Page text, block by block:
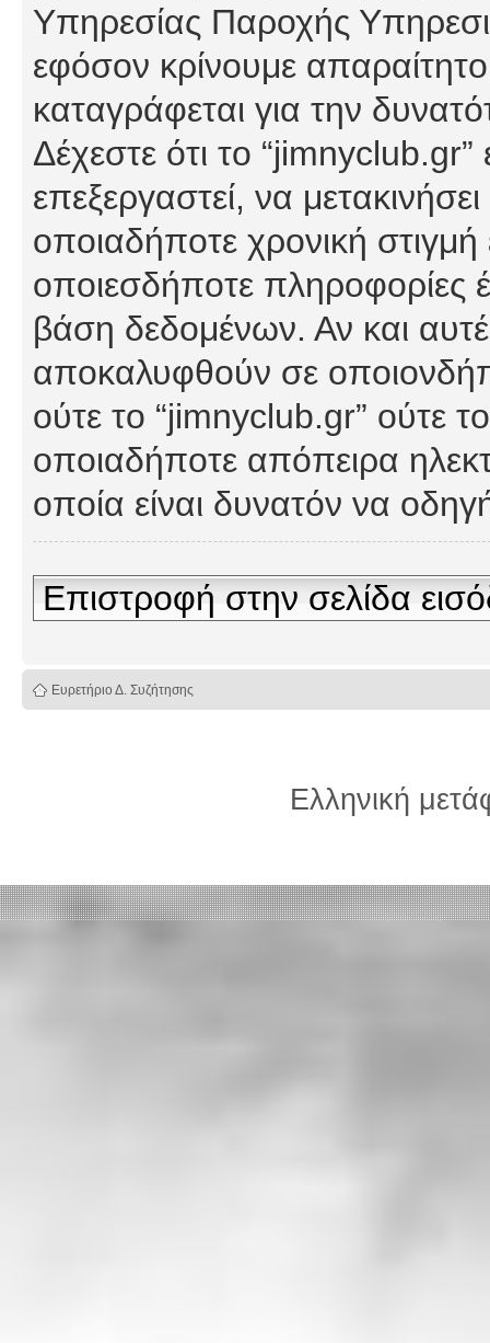
Υπηρεσίας Παροχής
εφόσον κρίνουμε
καταγράφεται για την
Δέχεστε ότι το
επεξεργαστεί, να
οποιαδήποτε χρονική στιγμή
οποιεσδήποτε πληροφορίες
βάση δεδομένων. Αν και
αποκαλυφθούν σε
ούτε το “jimnyclub.gr” ούτε
οποιαδήποτε απόπειρα
οποία είναι δυνατόν να
Επιστροφή στην σελίδα
Ευρετήριο Δ. Συζήτησης
Ελληνική